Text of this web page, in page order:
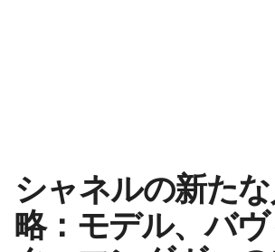
シャネルの新た
略：モデル、バ